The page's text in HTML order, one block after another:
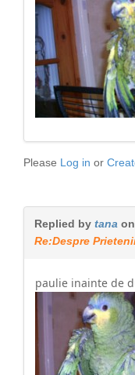
Please Log in or
Replied by tana
Re:Despre
paulie inainte de